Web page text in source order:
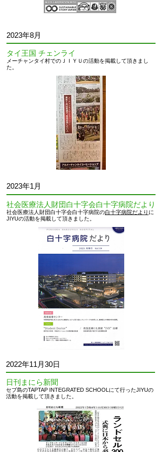
2023年8月
タイ王国 チェンライ
メーチャンタイ村でのＪＩＹＵの活動を掲載して頂きまし
た 。
2023年1月
社会医療法人財団白十字会白十字病院だより
社会医療法人財団白十字会白十字病院の白十字病院だより に
JIYUの活動を掲載して頂きました 。
2022年11月30日
日刊まにら新聞
セブ島のTAPTAP INTEGRATED SCHOOLにて行ったJIYUの
活動を掲載して頂きました 。